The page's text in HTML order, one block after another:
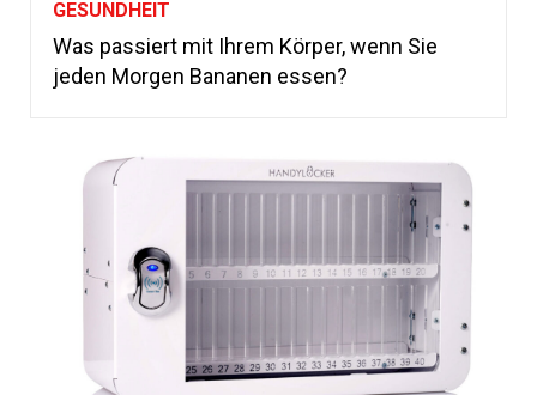
GESUNDHEIT
Was passiert mit Ihrem Körper, wenn Sie
jeden Morgen Bananen essen?